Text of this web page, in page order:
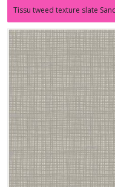
Tissu tweed texture slate